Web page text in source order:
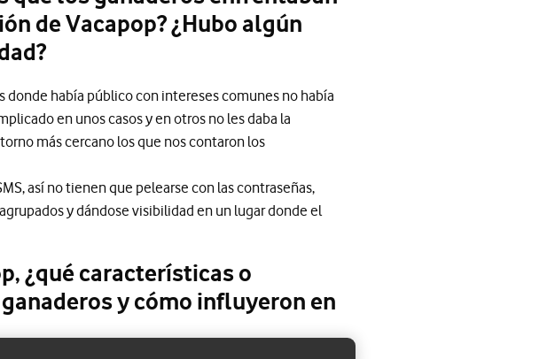
de Vacapop? ¿Hubo algún
donde había público con intereses comunes no había
en unos casos y en otros no les daba la
más cercano los que nos contaron los
así no tienen que pelearse con las contraseñas,
y dándose visibilidad en un lugar donde el
¿qué características o
y cómo influyeron en